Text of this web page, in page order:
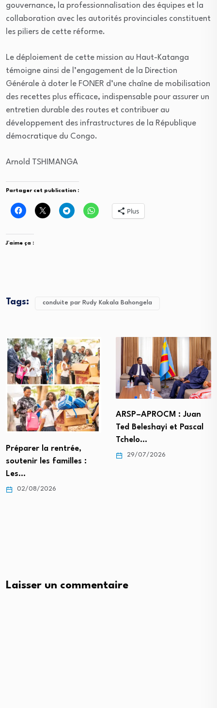
gouvernance, la professionnalisation des équipes et la
collaboration avec les autorités provinciales constituent
les piliers de cette réforme.
Le déploiement de cette mission au Haut-Katanga
témoigne ainsi de l’engagement de la Direction
Générale à doter le FONER d’une chaîne de mobilisation
des recettes plus efficace, indispensable pour assurer un
entretien durable des routes et contribuer au
développement des infrastructures de la République
démocratique du Congo.
Arnold TSHIMANGA
Partager cet publication :
Plus
J’aime ça :
Tags: conduite par Rudy Kakala Bahongela
Préparer la rentrée,
soutenir les familles :
Les…
02/08/2026
ARSP–APROCM : Juan
Ted Beleshayi et Pascal
Tchelo…
29/07/2026
Laisser un commentaire